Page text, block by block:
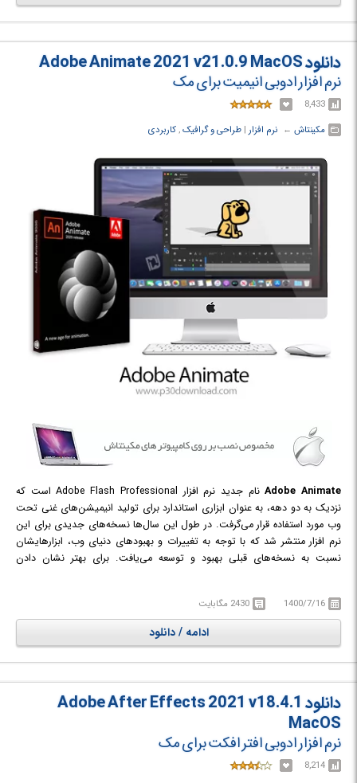
دانلود Adobe Animate 2021 v21.0.9 MacOS
نرم افزار ادوبی انیمیت برای مک
8,433
مکینتاش ← ‏ نرم افزار ‏| طراحی و گرافیک,کاربردی
Adobe Animate
نام جدید نرم افزار Adobe Flash Professional است که
نزدیک به دو دهه، به عنوان ابزاری استاندارد برای تولید انیمیشن‌های غنی تحت
وب مورد استفاده قرار می‌گرفت. در طول این سال‌ها نسخه‌های جدیدی برای این
نرم افزار منتشر شد که با توجه به تغییرات و بهبودهای دنیای وب، ابزارهایشان
نسبت به نسخه‌های قبلی بهبود و توسعه می‌یافت. برای بهتر نشان دادن
1400/7/16 2430 مگابایت
ادامه / دانلود
دانلود Adobe After Effects 2021 v18.4.1
MacOS
نرم افزار ادوبی افتر افکت برای مک
8,214